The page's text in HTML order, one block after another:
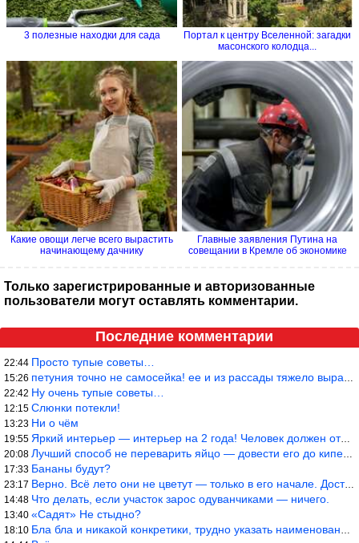
3 полезные находки для сада
Портал к центру Вселенной: загадки
масонского колодца...
Какие овощи легче всего вырастить
начинающему дачнику
Главные заявления Путина на
совещании в Кремле об экономике
Только зарегистрированные и авторизованные
пользователи могут оставлять комментарии.
Последние комментарии
22:44 Просто тупые советы…
15:26 петуния точно не самосейка! ее и из рассады тяжело вырастить!
22:42 Ну очень тупые советы…
12:15 Слюнки потекли!
13:23 Ни о чём
19:55 Яркий интерьер — интерьер на 2 года! Человек должен отдыхать в с
20:08 Лучший способ не переварить яйцо — довести его до кипения и выкл
17:33 Бананы будут?
23:17 Верно. Всё лето они не цветут — только в его начале. Достаточно
14:48 Что делать, если участок зарос одуванчиками — ничего.
13:40 «Садят» Не стыдно?
18:10 Бла бла и никакой конкретики, трудно указать наименование рекоме